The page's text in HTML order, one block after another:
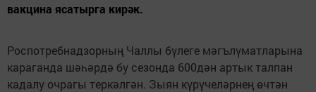
вакцина ясатырга кирәк.
Роспотребнадзорның Чаллы бүлеге мәгълүматларына
караганда шәһәрдә бу сезонда 600дән артык талпан
кадалу очрагы теркәлгән. Зыян күрүчеләрнең өчтән